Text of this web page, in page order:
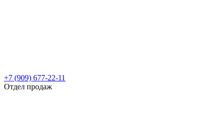
+7 (909) 677-22-11
Отдел продаж